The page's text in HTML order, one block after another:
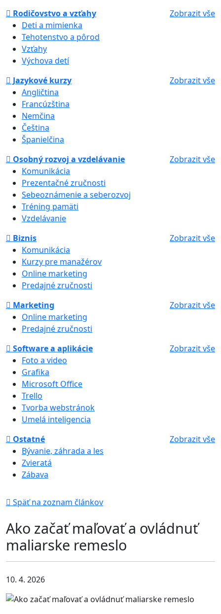
Rodičovstvo a vzťahy
Zobrazit vše
Deti a mimienka
Tehotenstvo a pôrod
Vzťahy
Výchova detí
Jazykové kurzy
Zobrazit vše
Angličtina
Francúzština
Nemčina
Čeština
Španielčina
Osobný rozvoj a vzdelávanie
Zobrazit vše
Komunikácia
Prezentačné zručnosti
Sebeoznámenie a seberozvoj
Tréning pamäti
Vzdelávanie
Biznis
Zobrazit vše
Komunikácia
Kurzy pre manažérov
Online marketing
Predajné zručnosti
Marketing
Zobrazit vše
Online marketing
Predajné zručnosti
Software a aplikácie
Zobrazit vše
Foto a video
Grafika
Microsoft Office
Trello
Tvorba webstránok
Umelá inteligencia
Ostatné
Zobrazit vše
Bývanie, záhrada a les
Zvieratá
Zábava
Späť na zoznam článkov
Ako začať maľovať a ovládnuť
maliarske remeslo
10. 4. 2026